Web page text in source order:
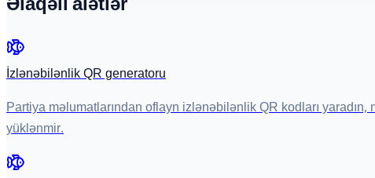
İzlənəbilənlik QR generatoru
Partiya məlumatlarından oflayn izlənəbilənlik QR kodları
yüklənmir.